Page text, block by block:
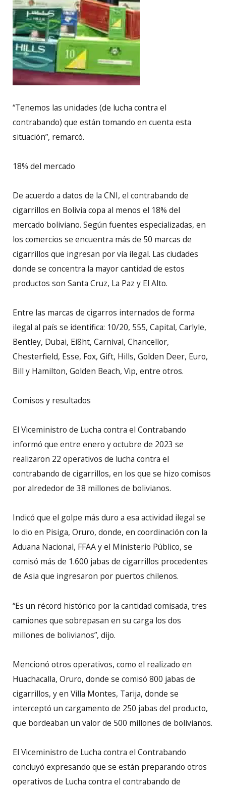
“Tenemos las unidades (de lucha contra el
contrabando) que están tomando en cuenta esta
situación”, remarcó.
18% del mercado
De acuerdo a datos de la CNI, el contrabando de
cigarrillos en Bolivia copa al menos el 18% del
mercado boliviano. Según fuentes especializadas, en
los comercios se encuentra más de 50 marcas de
cigarrillos que ingresan por vía ilegal. Las ciudades
donde se concentra la mayor cantidad de estos
productos son Santa Cruz, La Paz y El Alto.
Entre las marcas de cigarros internados de forma
ilegal al país se identifica: 10/20, 555, Capital, Carlyle,
Bentley, Dubai, Ei8ht, Carnival, Chancellor,
Chesterfield, Esse, Fox, Gift, Hills, Golden Deer, Euro,
Bill y Hamilton, Golden Beach, Vip, entre otros.
Comisos y resultados
El Viceministro de Lucha contra el Contrabando
informó que entre enero y octubre de 2023 se
realizaron 22 operativos de lucha contra el
contrabando de cigarrillos, en los que se hizo comisos
por alrededor de 38 millones de bolivianos.
Indicó que el golpe más duro a esa actividad ilegal se
lo dio en Pisiga, Oruro, donde, en coordinación con la
Aduana Nacional, FFAA y el Ministerio Público, se
comisó más de 1.600 jabas de cigarrillos procedentes
de Asia que ingresaron por puertos chilenos.
“Es un récord histórico por la cantidad comisada, tres
camiones que sobrepasan en su carga los dos
millones de bolivianos”, dijo.
Mencionó otros operativos, como el realizado en
Huachacalla, Oruro, donde se comisó 800 jabas de
cigarrillos, y en Villa Montes, Tarija, donde se
interceptó un cargamento de 250 jabas del producto,
que bordeaban un valor de 500 millones de bolivianos.
El Viceministro de Lucha contra el Contrabando
concluyó expresando que se están preparando otros
operativos de Lucha contra el contrabando de